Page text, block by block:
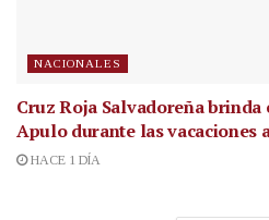
NACIONALES
Cruz Roja Salvadoreña brinda
Apulo durante las vacaciones
HACE 1 DÍA